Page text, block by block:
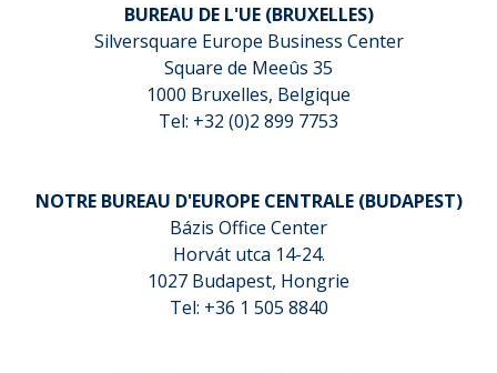
BUREAU DE L'UE (BRUXELLES)
Silversquare Europe Business Center
Square de Meeûs 35
1000 Bruxelles, Belgique
Tel: +32 (0)2 899 7753
NOTRE BUREAU D'EUROPE CENTRALE (BUDAPEST)
Bázis Office Center
Horvát utca 14-24.
1027 Budapest, Hongrie
Tel: +36 1 505 8840